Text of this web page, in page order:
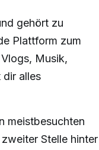
gehört zu
Plattform zum
Musik,
dir alles
meistbesuchten
Stelle hinter